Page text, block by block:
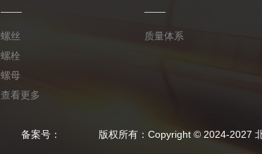
螺丝
螺栓
螺母
查看更多
质量体系
备案号： 版权所有：Copyright © 2024-2027 北京